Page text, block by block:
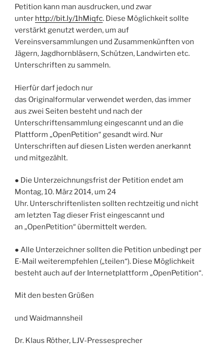
Petition kann man ausdrucken, und zwar
unter http://bit.ly/1hMiqfc. Diese Möglichkeit sollte
verstärkt genutzt werden, um auf
Vereinsversammlungen und Zusammenkünften von
Jägern, Jagdhornbläsern, Schützen, Landwirten etc.
Unterschriften zu sammeln.
Hierfür darf jedoch nur
das Originalformularverwendet werden, das immer
aus zwei Seiten besteht und nach der
Unterschriftensammlung eingescannt und an die
Plattform „OpenPetition“ gesandt wird. Nur
Unterschriften auf diesen Listen werden anerkannt
und mitgezählt.
● Die Unterzeichnungsfrist der Petition endet am
Montag, 10. März 2014, um 24
Uhr. Unterschriftenlisten sollten rechtzeitig und nicht
am letzten Tag dieser Frist eingescannt und
an „OpenPetition“ übermittelt werden.
● Alle Unterzeichner sollten die Petition unbedingt per
E-Mail weiterempfehlen („teilen“). Diese Möglichkeit
besteht auch auf der Internetplattform „OpenPetition“.
Mit den besten Grüßen
und Waidmannsheil
Dr. Klaus Röther, LJV-Pressesprecher